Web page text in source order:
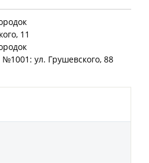
11
ул. Грушевского, 88